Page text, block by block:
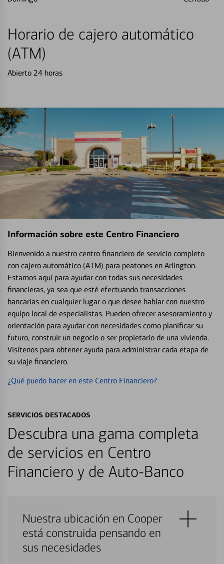
Horario de cajero automático
(ATM)
Abierto 24 horas
Información sobre este Centro Financiero
Bienvenido a nuestro centro financiero de servicio completo
con cajero automático (ATM) para peatones en Arlington.
Estamos aquí para ayudar con todas sus necesidades
financieras, ya sea que esté efectuando transacciones
bancarias en cualquier lugar o que desee hablar con nuestro
equipo local de especialistas. Pueden ofrecer asesoramiento y
orientación para ayudar con necesidades como planificar su
futuro, construir un negocio o ser propietario de una vivienda.
Visítenos para obtener ayuda para administrar cada etapa de
su viaje financiero.
¿Qué puedo hacer en este Centro Financiero?
SERVICIOS DESTACADOS
Descubra una gama completa
de servicios en Centro
Financiero y de Auto-Banco
Nuestra ubicación en Cooper
está construida pensando en
sus necesidades